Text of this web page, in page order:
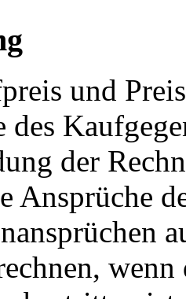
und
des
der
Ansprüche